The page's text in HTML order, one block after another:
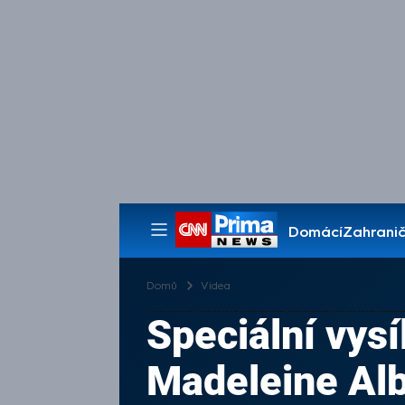
Domácí
Pořady
Domů Videa
Speciální
Madeleine